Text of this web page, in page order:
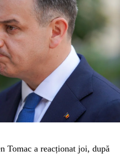
Tomac a reacționat joi, după